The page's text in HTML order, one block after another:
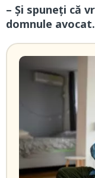
– Şi spuneţi că
domnule